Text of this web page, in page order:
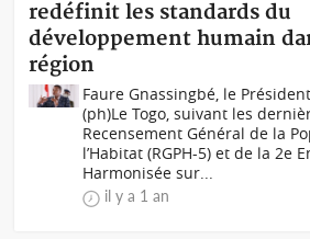
redéfinit les standards du
développement humain
région
Faure Gnassingbé, le
(ph)Le Togo, suivant les
Recensement Général de la
l’Habitat (RGPH-5) et de la 2e
Harmonisée sur...
il y a 1 an